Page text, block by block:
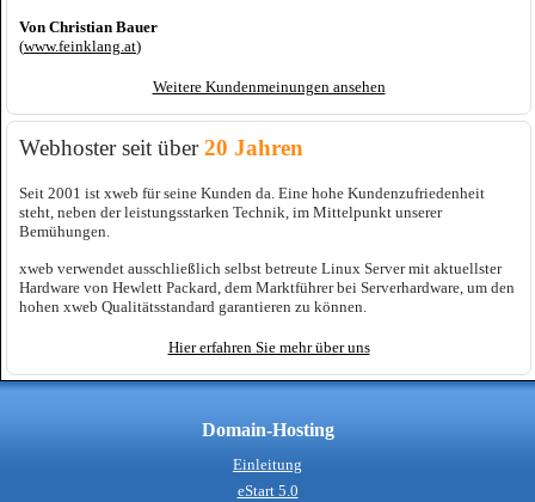
Von Christian Bauer
(www.feinklang.at)
Weitere Kundenmeinungen ansehen
Webhoster seit über20 Jahren
Seit 2001 ist xweb für seine Kunden da. Eine hohe Kundenzufriedenheit
steht, neben der leistungsstarken Technik, im Mittelpunkt unserer
Bemühungen.
xweb verwendet ausschließlich selbst betreute Linux Server mit aktuellster
Hardware von Hewlett Packard, dem Marktführer bei Serverhardware, um den
hohen xweb Qualitätsstandard garantieren zu können.
Hier erfahren Sie mehr über uns
Domain-Hosting
Einleitung
eStart 5.0